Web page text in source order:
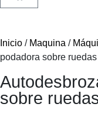
Inicio / Maquina /
podadora sobre
sobre